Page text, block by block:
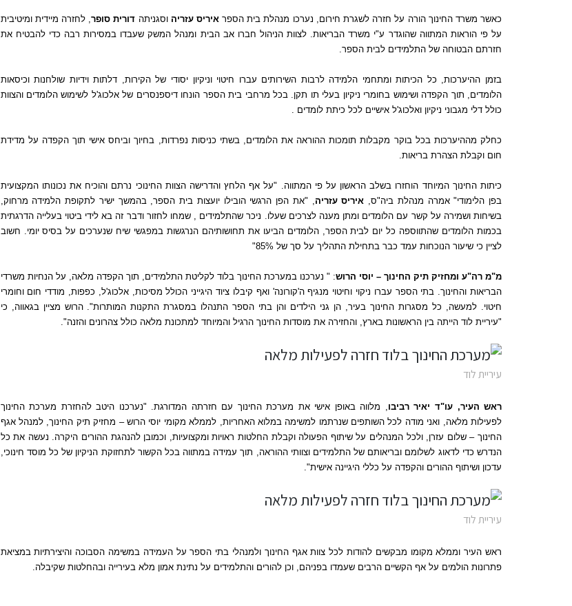
כאשר משרד החינוך הורה על חזרה לשגרת חירום נערכו מנהלת בית הספראיריס עזריה וסגניתה דורית סופר,לחזרה מיידית ומיטיבית
על פי הוראות המתווה שהוגדר ע"י משרד הבריאות. לצוות הניהול חברו אב הבית ומנהל המשק שעבדו במסירות רבה כדי להבטיח את
חזרתם הבטוחה של התלמידים לבית הספר
בזמן ההיערכות, כל הכיתות ומתחמי הלמידה לרבות השירותים עברו חיטוי וניקיון יסודי של הקירות
דלתות וידיות שולחנות וכיסאות
הלומדים
תוך הקפדה ושימוש בחומרי ניקיון בעלי תו תקן בכל מרחבי בית הספר הונחו דיספנסרים של אלכוג'ל לשימוש הלומדים והצוות
כולל דלי מגבוני ניקיון ואלכוג'ל אישיים לכל כיתת לומדים
כחלק מההיערכות בכל בוקר מקבלות תומכות ההוראה את הלומדים בשתי כניסות נפרדות
בחיוך וביחס אישי תוך הקפדה על מדידת
חום וקבלת הצהרת בריאות
כיתות החינוך המיוחד הוחזרו בשלב הראשון על פי המתווה . "על אף הלחץ והדרישה הצוות החינוכי נרתם והוכיח את נכונותו המקצועית
בפן הלימודי"אמרה מנהלת ביה"ס, איריס עזריה "את הפן הרגשי הובילו יועצות בית הספר, בהמשך ישיר לתקופת הלמידה מרחוק
בשיחות ושמירה על קשר עם הלומדים ומתן מענה לצרכים שעלו
ניכר שהתלמידים ,שמחו לחזור ודבר זה בא לידי ביטוי בעלייה הדרגתית
בכמות הלומדים שהתווספה כל יום לבית הספר ,הלומדים הביעו את תחושותיהם הנרגשות במפגשי שיח שנערכים על בסיס יומי
חשוב
לציין כי שיעור הנוכחות עמד כבר בתחילת התהליך על סך של 85%"
מ"מ רה"ע ומחזיק תיק החינוך – יוסי הרוש: " נערכנו במערכת החינוך בלוד לקליטת התלמידים תוך הקפדה מלאה
על הנחיות משרדי
הבריאות והחינוך. בתי הספר עברו ניקוי וחיטוי מנגיף ה'קורונה'ואף קיבלו ציוד היגייני הכולל מסיכות ,אלכוג'ל כפפות, מודדי חום וחומרי
חיטוי
למעשה כל מסגרות החינוך בעיר, הן גני הילדים והן בתי הספר התנהלו במסגרת התקנות המותרות".הרוש מציין בגאווה
כי
"עיריית לוד הייתה בין הראשונות בארץ והחזירה את מוסדות החינוך הרגיל והמיוחד למתכונת מלאה כולל צהרונים והזנה".
עיריית לוד
ראש העיר, עו"ד יאיר רביבו מלווה באופן אישי את מערכת החינוך עם חזרתה המדורגת. "נערכנו היטב להחזרת מערכת החינוך
לפעילות מלאה
ואני מודה לכל השותפים שנרתמו למשימה במלוא האחריות לממלא מקומי יוסי הרוש– מחזיק תיק החינוך, למנהל אגף
החינוך–שלום עזרן ,ולכל המנהלים על שיתוף הפעולה וקבלת החלטות ראויות ומקצועיות וכמובן להנהגת ההורים היקרה
נעשה את כל
הנדרש כדי לדאוג לשלומם ובריאותם של התלמידים וצוותי ההוראה
תוך עמידה במתווה בכל הקשור לתחזוקת הניקיון של כל מוסד חינוכי
עדכון ושיתוף ההורים והקפדה על כללי היגיינה אישית".
עיריית לוד
ראש העיר וממלא מקומו מבקשים להודות לכל צוות אגף החינוך ולמנהלי בתי הספר על העמידה במשימה הסבוכה והיצירתיות במציאת
פתרונות הולמים על אף הקשיים הרבים שעמדו בפניהם וכן להורים והתלמידים על נתינת אמון מלא בעירייה ובהחלטות שקיבלה